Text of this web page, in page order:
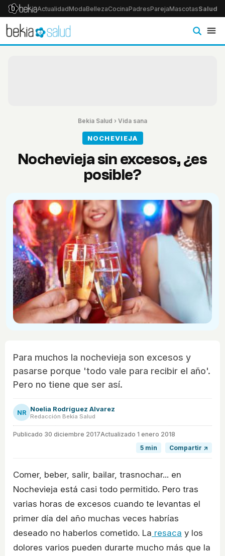
ActualidadModaBellezaCocinaPadresParejaMascotasSalud
Bekia Salud › Vida sana
NOCHEVIEJA
Nochevieja sin excesos, ¿es
posible?
Para muchos la nochevieja son excesos y
pasarse porque 'todo vale para recibir el año'.
Pero no tiene que ser así.
NR Noelia Rodríguez Alvarez
Redacción Bekia Salud
Publicado 30 diciembre 2017Actualizado 1 enero 2018
5 min
Compartir ↗
Comer, beber, salir, bailar, trasnochar... en
Nochevieja está casi todo permitido. Pero tras
varias horas de excesos cuando te levantas el
primer día del año muchas veces habrías
deseado no haberlos cometido. La resaca y los
dolores varios pueden durarte mucho más que la